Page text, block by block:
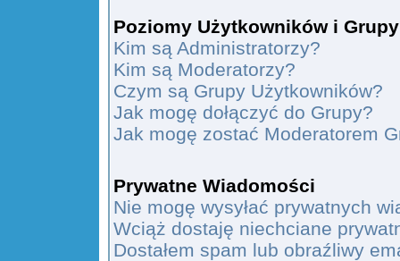
Poziomy Użytkowników i Grupy
Kim są Administratorzy?
Kim są Moderatorzy?
Czym są Grupy Użytkowników?
Jak mogę dołączyć do Grupy?
Jak mogę zostać Moderatorem
Prywatne Wiadomości
Nie mogę wysyłać prywatnych
Wciąż dostaję niechciane
Dostałem spam lub obraźliwy